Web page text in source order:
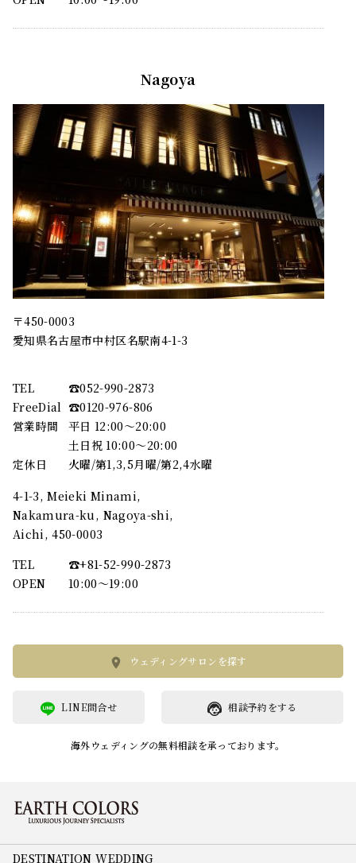
Nagoya
〒450-0003
愛知県名古屋市中村区名駅南4-1-3
TEL
☎︎052-990-2873
FreeDial ☎︎0120-976-806
営業時間
平日 12:00～20:00
土日祝 10:00～20:00
定休日
火曜/第1,3,5月曜/第2,4水曜
4-1-3, Meieki Minami,
Nakamura-ku, Nagoya-shi,
Aichi, 450-0003
TEL
☎︎+81-52-990-2873
OPEN
10:00〜19:00
ウェディングサロンを探す
相談予約をする
LINE問合せ
海外ウェディングの無料相談を承っております。